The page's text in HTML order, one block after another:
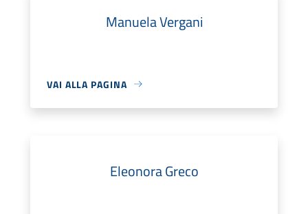
Manuela Vergani
VAI ALLA PAGINA
Eleonora Greco